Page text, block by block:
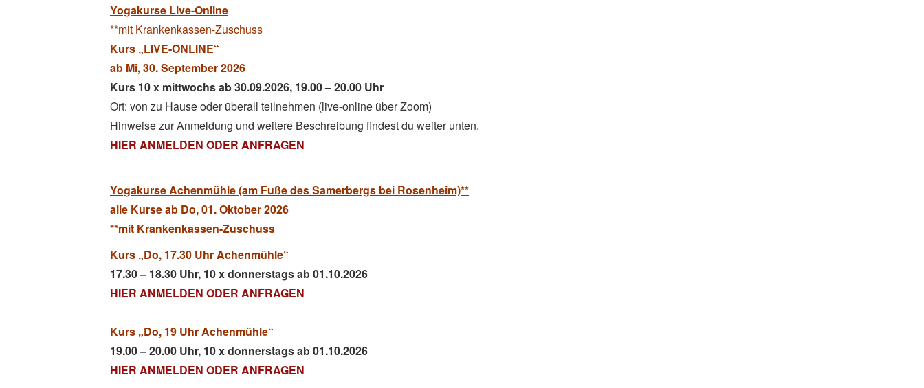
Yogakurse Live-Online
**mit Krankenkassen-Zuschuss
Kurs „LIVE-ONLINE“
ab Mi, 30. September 2026
Kurs 10 x mittwochs ab 30.09.2026, 19.00 – 20.00 Uhr
Ort: von zu Hause oder überall teilnehmen (live-online über Zoom)
Hinweise zur Anmeldung und weitere Beschreibung findest du weiter unten.
HIER ANMELDEN ODER ANFRAGEN
Yogakurse Achenmühle (am Fuße des Samerbergs bei Rosenheim)**
alle Kurse ab Do, 01. Oktober 2026
**mit Krankenkassen-Zuschuss
Kurs „Do, 17.30 Uhr Achenmühle“
17.30 – 18.30 Uhr, 10 x donnerstags ab 01.10.2026
HIER ANMELDEN ODER ANFRAGEN
Kurs „Do, 19 Uhr Achenmühle“
19.00 – 20.00 Uhr, 10 x donnerstags ab 01.10.2026
HIER ANMELDEN ODER ANFRAGEN